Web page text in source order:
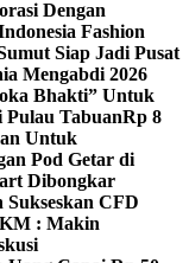
Dengan
Fashion
Siap Jadi Pusat
Mengabdi 2026
Bhakti” Untuk
Pulau TabuanRp 8
Untuk
Pod Getar di
Dibongkar
Sukseskan CFD
: Makin